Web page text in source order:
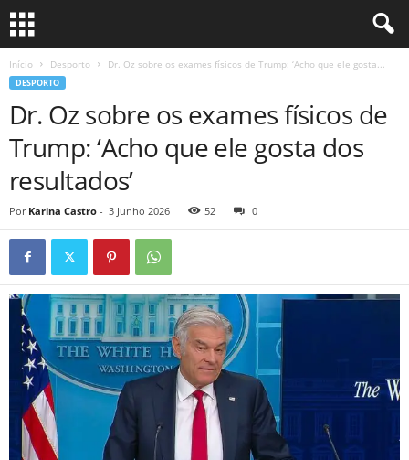
Início Desporto Dr. Oz sobre os exames físicos de Trump: ‘Acho que ele gosta...
DESPORTO
Dr. Oz sobre os exames físicos de
Trump: ‘Acho que ele gosta dos
resultados’
Por Karina Castro - 3 Junho 2026 52 0